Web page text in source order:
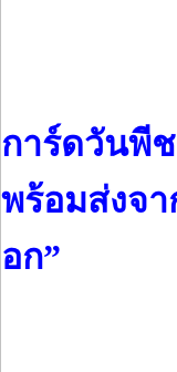
การ์ดวันพี
พร้อมส่งจ
อก”